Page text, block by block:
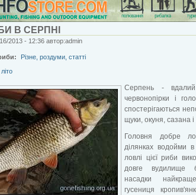
В СЕРПНІ
2013 - 12:36 автор:admin
Різне, роздуми, статті
літо
Серпень -
червонопірки і
спостерігаються
щуки, окуня, сазана
Головня добре
ділянках водойми
ловлі цієї риби
довге вудилище
насадки
гусениця